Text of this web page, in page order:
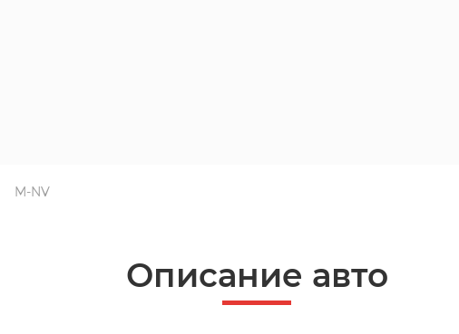
M-NV
Описание авто